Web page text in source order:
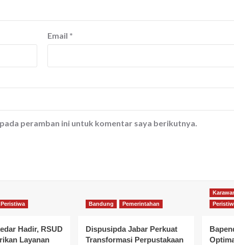
Email *
peramban ini untuk komentar saya berikutnya.
Peristiwa
Hadir, RSUD
Layanan
Bandung Pemerintahan
Dispusipda Jabar Perkuat
Transformasi Perpustakaan